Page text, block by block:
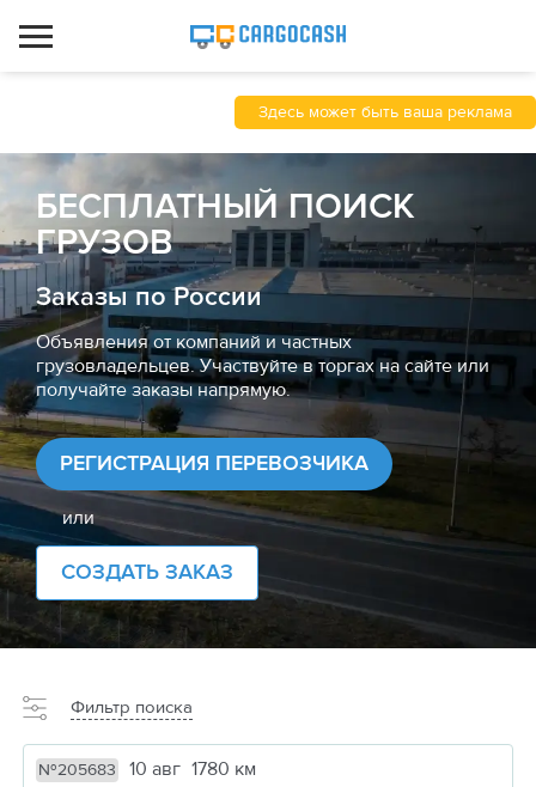
Здесь может быть ваша реклама
БЕСПЛАТНЫЙ ПОИСК
ГРУЗОВ
Заказы по России
Объявления от компаний и частных
грузовладельцев. Участвуйте в торгах на сайте или
получайте заказы напрямую.
РЕГИСТРАЦИЯ ПЕРЕВОЗЧИКА
или
СОЗДАТЬ ЗАКАЗ
Фильтр поиска
№205683 10 авг 1780 км